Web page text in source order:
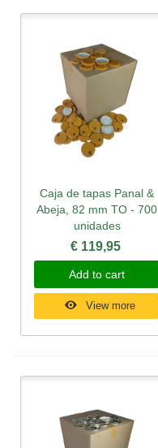
Caja de tapas Panal &
Abeja, 82 mm TO - 700
unidades
€ 119,95
Add to cart
View more